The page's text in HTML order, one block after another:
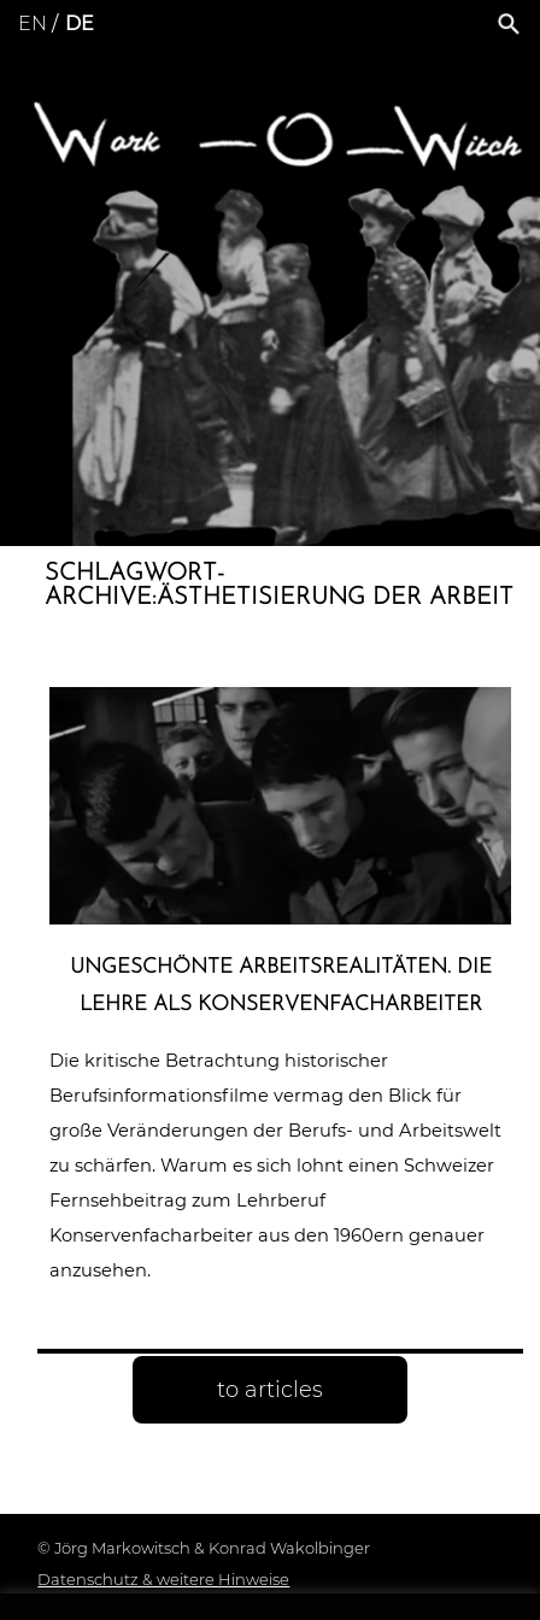
EN DE
SCHLAGWORT-
ARCHIVE:ÄSTHETISIERUNG DER ARBEIT
UNGE­SCHÖN­TE ARBEITS­REA­LI­TÄ­TEN. DIE
LEHRE ALS KONSERVENFACHARBEITER
Die kritische Betrachtung historischer
Berufsinformationsfilme vermag den Blick für
große Veränderungen der Berufs- und Arbeitswelt
zu schärfen. Warum es sich lohnt einen Schweizer
Fernsehbeitrag zum Lehrberuf
Konservenfacharbeiter aus den 1960ern genauer
anzusehen.
to articles
© Jörg Markowitsch & Konrad Wakolbinger
Datenschutz & weitere Hinweise